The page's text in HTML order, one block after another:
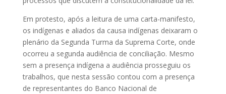
Em protesto, após a leitura de uma carta-manifesto,
os indígenas e aliados da causa indígenas deixaram o
plenário da Segunda Turma da Suprema Corte, onde
ocorreu a segunda audiência de conciliação. Mesmo
sem a presença indígena a audiência prosseguiu os
trabalhos, que nesta sessão contou com a presença
de representantes do Banco Nacional de